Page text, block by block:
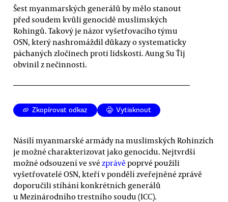
Šest myanmarských generálů by mělo stanout
před soudem kvůli genocidě muslimských
Rohingů. Takový je názor vyšetřovacího týmu
OSN, který nashromáždil důkazy o systematicky
páchaných zločinech proti lidskosti. Aung Su Ťij
obvinil z nečinnosti.
Zkopírovat odkaz Vytisknout
Násilí myanmarské armády na muslimských Rohinzích
je možné charakterizovat jako genocidu. Nejtvrdší
možné odsouzení ve své zprávě poprvé použili
vyšetřovatelé OSN, kteří v pondělí zveřejněné zprávě
doporučili stíhání konkrétních generálů
u Mezinárodního trestního soudu (ICC).